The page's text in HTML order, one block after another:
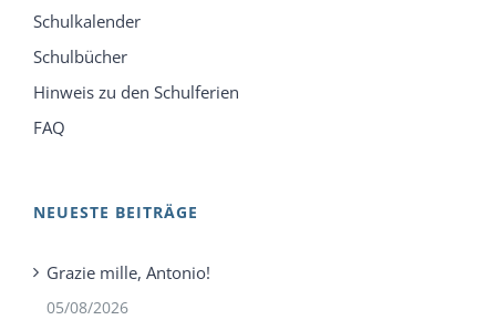
Schulkalender
Schulbücher
Hinweis zu den Schulferien
FAQ
NEUESTE BEITRÄGE
Grazie mille, Antonio!
05/08/2026